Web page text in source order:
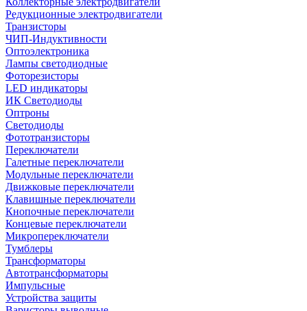
Редукционные электродвигатели
Транзисторы
ЧИП-Индуктивности
Оптоэлектроника
Лампы светодиодные
Фоторезисторы
LED индикаторы
ИК Светодиоды
Оптроны
Светодиоды
Фототранзисторы
Переключатели
Галетные переключатели
Модульные переключатели
Движковые переключатели
Клавишные переключатели
Кнопочные переключатели
Концевые переключатели
Микропереключатели
Тумблеры
Трансформаторы
Автотрансформаторы
Импульсные
Устройства защиты